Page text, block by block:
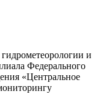
и
Федерального
«Центральное